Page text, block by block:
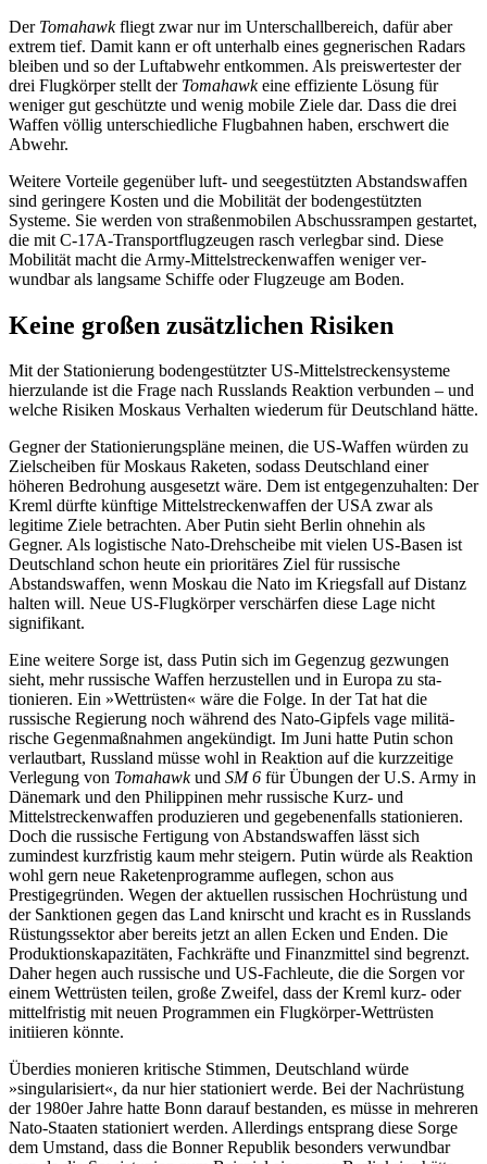
Der Tomahawkfliegt zwar nur im Unterschallbereich, dafür aber
extrem tief. Damit kann er oft unterhalb eines gegnerischen Radars
bleiben und so der Luftabwehr ent­kommen. Als preiswertester der
drei Flug­körper stellt der Tomahawkeine effiziente Lösung für
weniger gut geschützte und wenig mobile Ziele dar. Dass die drei
Waffen völlig unterschiedliche Flugbahnen haben, erschwert die
Abwehr.
Weitere Vorteile gegenüber luft- und seegestützten Abstandswaffen
sind geringe­re Kosten und die Mobilität der boden­gestützten
Systeme. Sie werden von straßen­mobilen Abschussrampen gestartet,
die mit C-17A-Transportflugzeugen rasch verlegbar sind. Diese
Mobilität macht die Army-Mittel­streckenwaffen weniger ver­
wundbar als langsame Schiffe oder Flug­zeuge am Boden.
Keine großen zusätzlichen Risiken
Mit der Stationierung bodengestützter US-Mittelstreckensysteme
hierzulande ist die Frage nach Russlands Reaktion verbunden – und
welche Risiken Moskaus Verhal­ten wiederum für Deutschland hätte.
Gegner der Stationierungspläne meinen, die US-Waffen würden zu
Zielscheiben für Moskaus Raketen, sodass Deutschland einer
höheren Bedrohung ausgesetzt wäre. Dem ist entgegenzuhalten: Der
Kreml dürfte künf­tige Mittelstreckenwaffen der USA zwar als
legitime Ziele betrachten. Aber Putin sieht Berlin ohnehin als
Gegner. Als logisti­sche Nato-Drehscheibe mit vielen US-Basen ist
Deutschland schon heute ein prioritäres Ziel für russische
Abstandswaffen, wenn Moskau die Nato im Kriegsfall auf Distanz
halten will. Neue US-Flugkörper verschärfen diese Lage nicht
signifikant.
Eine weitere Sorge ist, dass Putin sich im Gegenzug gezwungen
sieht, mehr russische Waffen herzustellen und in Europa zu sta­
tionieren. Ein »Wettrüsten« wäre die Folge. In der Tat hat die
russische Regierung noch während des Nato-Gipfels vage militä­
rische Gegenmaßnahmen angekündigt. Im Juni hatte Putin schon
verlautbart, Russ­land müsse wohl in Reaktion auf die kurz­zeitige
Ver­legung von Tomahawkund SM 6 für Übungen der U.S. Army in
Dänemark und den Philippinen mehr russische Kurz- und
Mittelstreckenwaffen produzieren und ge­gebenenfalls stationieren.
Doch die russi­sche Ferti­gung von Abstandswaffen lässt sich
zumindest kurzfristig kaum mehr steigern. Putin würde als Reaktion
wohl gern neue Raketen­programme auflegen, schon aus
Prestigegründen. Wegen der aktuellen russischen Hochrüstung und
der Sanktionen gegen das Land knirscht und kracht es in Russlands
Rüstungssektor aber bereits jetzt an allen Ecken und Enden. Die
Produktionskapazitäten, Fachkräfte und Finanzmittel sind begrenzt.
Daher hegen auch russische und US-Fachleute, die die Sorgen vor
einem Wettrüsten teilen, große Zweifel, dass der Kreml kurz- oder
mittelfristig mit neuen Programmen ein Flug­körper-Wettrüsten
initiieren könnte.
Überdies monieren kritische Stimmen, Deutschland würde
»singularisiert«, da nur hier stationiert werde. Bei der Nachrüstung
der 1980er Jahre hatte Bonn darauf bestan­den, es müsse in mehreren
Nato-Staaten stationiert werden. Allerdings entsprang diese Sorge
dem Umstand, dass die Bonner Republik besonders verwundbar